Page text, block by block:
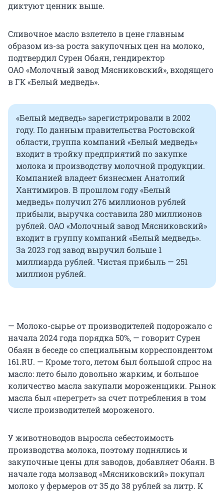
диктуют ценник выше.
Сливочное масло взлетело в цене главным
образом из-за роста закупочных цен на молоко,
подтвердил Сурен Обаян, гендиректор
ОАО «Молочный завод Мясниковский», входящего
в ГК «Белый медведь».
«Белый медведь» зарегистрировали в 2002
году. По данным правительства Ростовской
области, группа компаний «Белый медведь»
входит в тройку предприятий по закупке
молока и производству молочной продукции.
Компанией владеет бизнесмен Анатолий
Хантимиров. В прошлом году «Белый
медведь» получил 276 миллионов рублей
прибыли, выручка составила 280 миллионов
рублей. ОАО «Молочный завод Мясниковский»
входит в группу компаний «Белый медведь».
За 2023 год завод выручил больше 1
миллиарда рублей. Чистая прибыль — 251
миллион рублей.
— Молоко-сырье от производителей подорожало с
начала 2024 года порядка 50%, — говорит Сурен
Обаян в беседе со специальным корреспондентом
161.RU. — Кроме того, летом был большой спрос на
масло: лето было довольно жарким, и большое
количество масла закупали мороженщики. Рынок
масла был «перегрет» за счет потребления в том
числе производителей мороженого.
У животноводов выросла себестоимость
производства молока, поэтому поднялись и
закупочные цены для заводов, добавляет Обаян. В
начале года молзавод «Мясниковский» покупал
молоко у фермеров от 35 до 38 рублей за литр. К